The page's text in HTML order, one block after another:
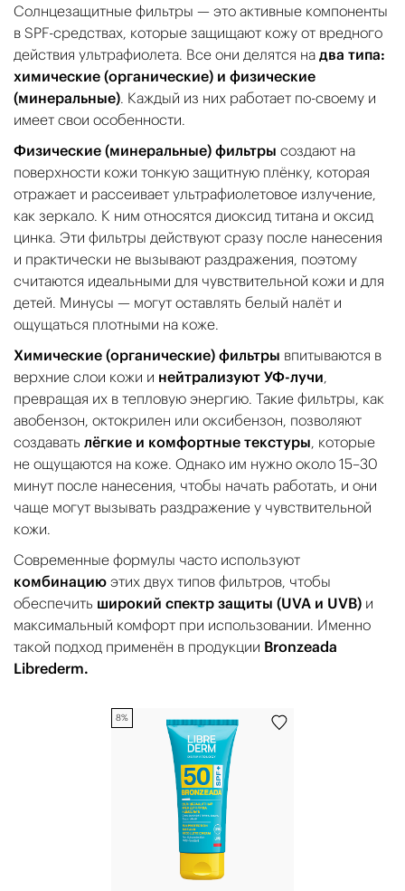
Солнцезащитные фильтры — это активные компоненты
в SPF-средствах, которые защищают кожу от вредного
действия ультрафиолета. Все они делятся на два типа:
химические (органические) и физические
(минеральные). Каждый из них работает по-своему и
имеет свои особенности.
Физические (минеральные) фильтры создают на
поверхности кожи тонкую защитную плёнку, которая
отражает и рассеивает ультрафиолетовое излучение,
как зеркало. К ним относятся диоксид титана и оксид
цинка. Эти фильтры действуют сразу после нанесения
и практически не вызывают раздражения, поэтому
считаются идеальными для чувствительной кожи и для
детей. Минусы — могут оставлять белый налёт и
ощущаться плотными на коже.
Химические (органические) фильтры впитываются в
верхние слои кожи и нейтрализуют УФ-лучи,
превращая их в тепловую энергию. Такие фильтры, как
авобензон, октокрилен или оксибензон, позволяют
создавать лёгкие и комфортные текстуры, которые
не ощущаются на коже. Однако им нужно около 15–30
минут после нанесения, чтобы начать работать, и они
чаще могут вызывать раздражение у чувствительной
кожи.
Современные формулы часто используют
комбинацию этих двух типов фильтров, чтобы
обеспечить широкий спектр защиты (UVA и UVB) и
максимальный комфорт при использовании. Именно
такой подход применён в продукции Bronzeada
Librederm.
8%